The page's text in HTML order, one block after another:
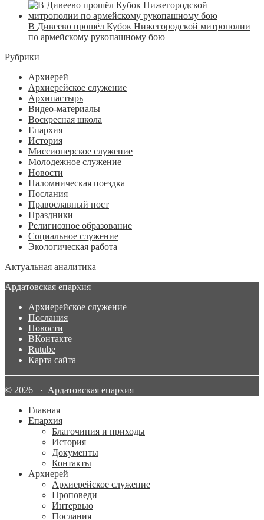
В Дивеево прошёл Кубок Нижегородской митрополии
по армейскому рукопашному бою
Рубрики
Архиерей
Архиерейское служение
Архипастырь
Видео-материалы
Воскресная школа
Епархия
История
Миссионерское служение
Молодежное служение
Новости
Паломническая поездка
Послания
Православный пост
Праздники
Религиозное образование
Социальное служение
Экологическая работа
Актуальная аналитика
Ардатовская епархия
Архиерейское служение
Послания
Новости
ВКонтакте
Rutube
Карта сайта
© 2026 · Ардатовская епархия
Главная
Епархия
Благочиния и приходы
История
Документы
Контакты
Архиерей
Архиерейское служение
Проповеди
Интервью
Послания